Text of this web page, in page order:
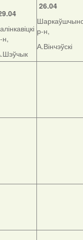
н,
26.04
р-н,
А.Вінчэўскі